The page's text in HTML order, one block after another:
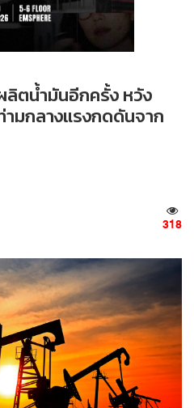
ลิตน้ำมันอีกครั้ง หวัง
มกลางแรงกดดันจาก
318